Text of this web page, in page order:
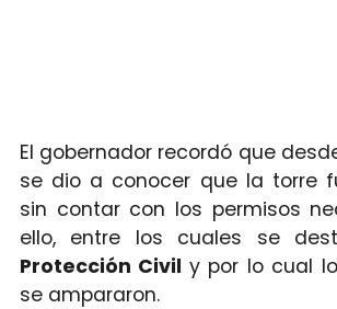
El gobernador recordó que
se dio a conocer que la torre
sin contar con los permisos
ello, entre los cuales se
Protección Civil y por lo cual
se ampararon.